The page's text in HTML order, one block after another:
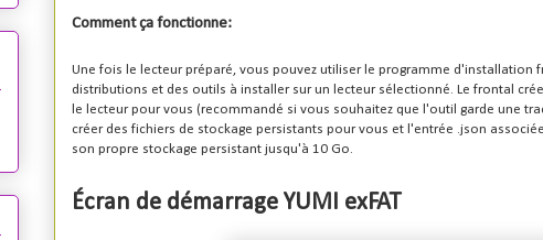
Comment ça fonctionne:
Une fois le lecteur préparé, vous pouvez utiliser le programme d'installation
distributions et des outils à installer sur un lecteur sélectionné. Le frontal
le lecteur pour vous (recommandé si vous souhaitez que l'outil garde une
créer des fichiers de stockage persistants pour vous et l'entrée .json associée.
son propre stockage persistant jusqu'à 10 Go.
Écran de démarrage YUMI exFAT